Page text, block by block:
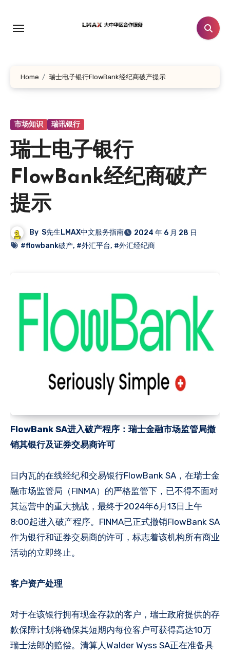
Home 瑞士电子银行FlowBank经纪商破产提示
市场知识 瑞讯银行
瑞士电子银行
FlowBank经纪商破产
提示
By S先生LMAX中文服务指南
2024 年 6 月 28 日
#flowbank破产, #外汇平台, #外汇经纪商
FlowBank SA进入破产程序：瑞士金融市场监管局撤
销其银行及证券交易商许可
日内瓦的在线经纪和交易银行FlowBank SA，在瑞士金
融市场监管局（FINMA）的严格监管下，已不得不面对
其运营中的重大挑战，最终于2024年6月13日上午
8:00起进入破产程序。FINMA已正式撤销FlowBank SA
作为银行和证券交易商的许可，标志着该机构所有商业
活动的立即终止。
客户资产处理
对于在该银行拥有现金存款的客户，瑞士政府提供的存
款保障计划将确保其短期内每位客户可获得高达10万
瑞士法郎的赔偿。清算人Walder Wyss SA正在准备具